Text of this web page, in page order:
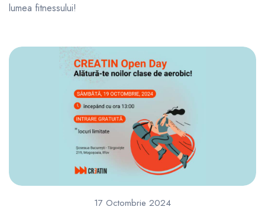
lumea fitnessului!
17 Octombrie 2024